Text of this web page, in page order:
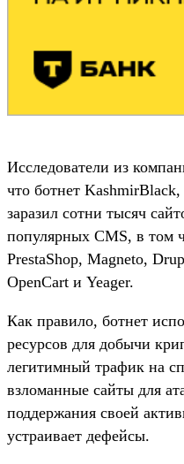
Исследователи из
что ботнет
заразил сотни тысяч
популярных CMS, в том
PrestaShop, Magneto,
OpenCart и Yeager.
Как правило, ботнет
ресурсов для добычи
легитимный трафик на
взломанные сайты для
поддержания своей
устраивает дефейсы.